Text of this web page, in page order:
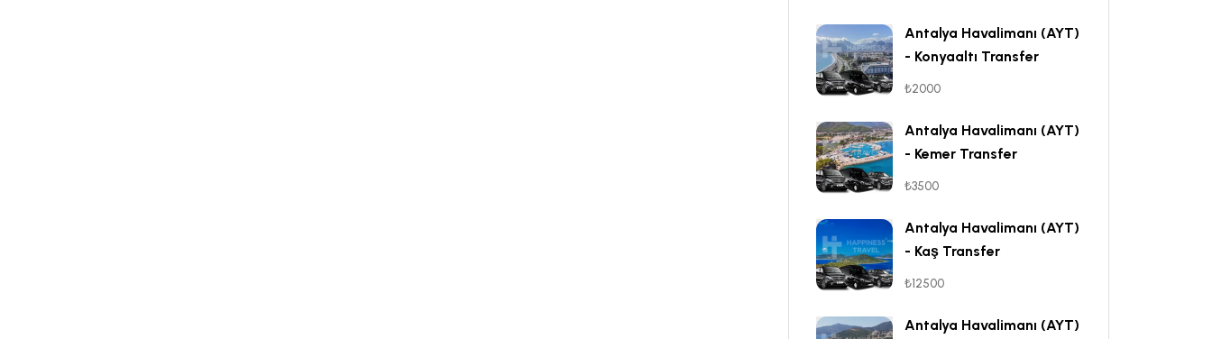
Antalya Havalimanı (AYT)
- Konyaaltı Transfer
₺2000
Antalya Havalimanı (AYT)
- Kemer Transfer
₺3500
Antalya Havalimanı (AYT)
- Kaş Transfer
₺12500
Antalya Havalimanı (AYT)